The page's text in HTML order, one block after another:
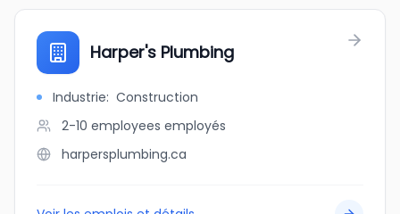
Harper's Plumbing
Industrie: Construction
2-10 employees employés
harpersplumbing.ca